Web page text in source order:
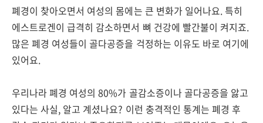
폐경이 찾아오면서 여성의 몸에는 큰 변화가 일어나요. 특히
에스트로겐이 급격히 감소하면서 뼈 건강에 빨간불이 켜지죠.
많은 폐경 여성들이 골다공증을 걱정하는 이유도 바로 여기에
있어요.
우리나라 폐경 여성의 80%가 골감소증이나 골다공증을 앓고
있다는 사실, 알고 계셨나요? 이런 충격적인 통계는 폐경 후